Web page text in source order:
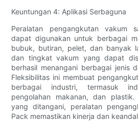
Keuntungan 4: Aplikasi Serbaguna
Peralatan pengangkutan vakum
dapat digunakan untuk berbagai
bubuk, butiran, pelet, dan banyak
dan tingkat vakum yang dapat
berhasil menangani berbagai jenis
Fleksibilitas ini membuat
berbagai industri, termasuk
pengolahan makanan, dan
yang ditangani, peralatan
Pack memastikan kinerja dan